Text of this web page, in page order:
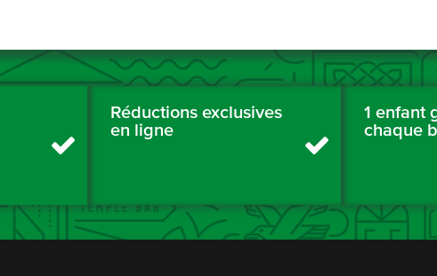
Réductions exclusives
en ligne
1 enfant
chaque